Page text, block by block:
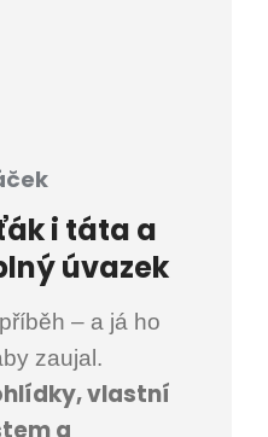
i táta a
úvazek
– a já ho
zaujal.
vlastní
a